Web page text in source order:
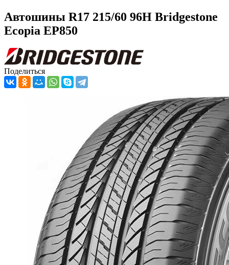
Автошины R17 215/60 96H Bridgestone
Ecopia EP850
Поделиться